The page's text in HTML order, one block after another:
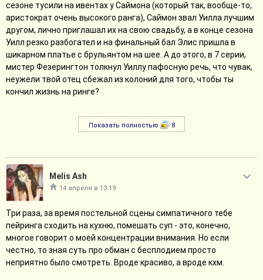
сезоне тусили на ивентах у Саймона (который так, вообще-то,
аристократ очень высокого ранга), Саймон звал Уилла лучшим
другом, лично приглашал их на свою свадьбу, а в конце сезона
Уилл резко разбогател и на финальный бал Элис пришла в
шикарном платье с брульянтом на шее. А до этого, в 7 серии,
мистер Фезерингтон толкнул Уиллу пафосную речь, что чувак,
неужели твой отец сбежал из колоний для того, чтобы ты
кончил жизнь на ринге?
Показать полностью 8
Melis Ash
14 апреля в 13:19
Три раза, за время постельной сцены симпатичного тебе
пейринга сходить на кухню, помешать суп - это, конечно,
многое говорит о моей концентрации внимания. Но если
честно, то зная суть про обман с бесплодием просто
неприятно было смотреть. Вроде красиво, а вроде кхм.